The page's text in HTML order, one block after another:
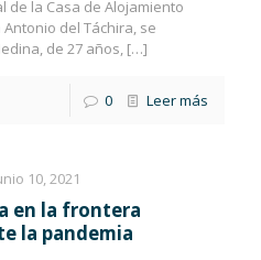
de la Casa de Alojamiento
del Táchira, se
de 27 años, […]
0 Leer más
10, 2021
en la frontera
la pandemia